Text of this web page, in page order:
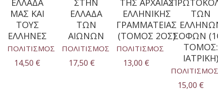
ΕΛΛΑΔΑ
ΜΑΣ ΚΑΙ
ΤΟΥΣ
ΕΛΛΗΝΕΣ
ΠΟΛΙΤΙΣΜΟΣ
14,50 €
ΣΤΗΝ
ΕΛΛΑΔΑ
ΤΩΝ
ΑΙΩΝΩΝ
ΠΟΛΙΤΙΣΜΟΣ
17,50 €
ΤΗΣ ΑΡΧΑΙΑΣ
ΕΛΛΗΝΙΚΗΣ
ΓΡΑΜΜΑΤΕΙΑΣ
(ΤΟΜΟΣ 2ΟΣ)
ΠΟΛΙΤΙΣΜΟΣ
13,00 €
ΤΩΝ
ΣΟΦΩΝ
ΤΟΜΟΣ:
ΙΑΤΡΙΚΗ)
ΠΟΛΙΤΙΣΜΟΣ
15,00 €